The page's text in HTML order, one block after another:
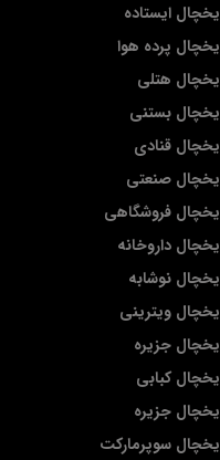
یخچال ایستاده
یخچال پرده هوا
یخچال هتلی
یخچال بستنی
یخچال قنادی
یخچال صنعتی
یخچال فروشگاهی
یخچال داروخانه
یخچال نوشابه
یخچال ویترینی
یخچال جزیره
یخچال کبابی
یخچال جزیره
یخچال سوپرمارکت